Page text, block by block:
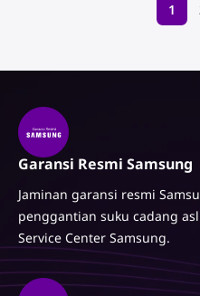
1
Garansi Resmi Samsung
Jaminan garansi resmi
penggantian suku cadang
Service Center Samsung.